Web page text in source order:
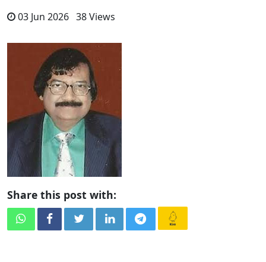
03 Jun 2026 38 Views
Share this post with: